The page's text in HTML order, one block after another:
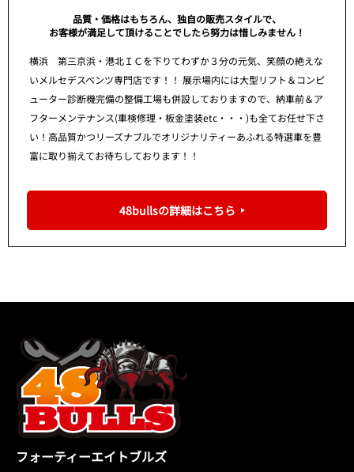
品質・価格はもちろん、独自の販売スタイルで、
お客様が満足して頂けることでしたら努力は惜しみません！
横浜 第三京浜・港北ＩＣを下りてわずか３分の元気、笑顔の絶えな
いメルセデスベンツ専門店です！！ 展示場内には大型リフト＆コンピ
ューター診断機完備の整備工場も併設しておりますので、納車前＆ア
フターメンテナンス(車検修理・板金塗装etc・・・)も全てお任せ下さ
い！高品質かつリーズナブルでオリジナリティーあふれる特選車を豊
富に取り揃えてお待ちしております！！
48bullsの詳細はこちら
フォーティーエイトブルズ